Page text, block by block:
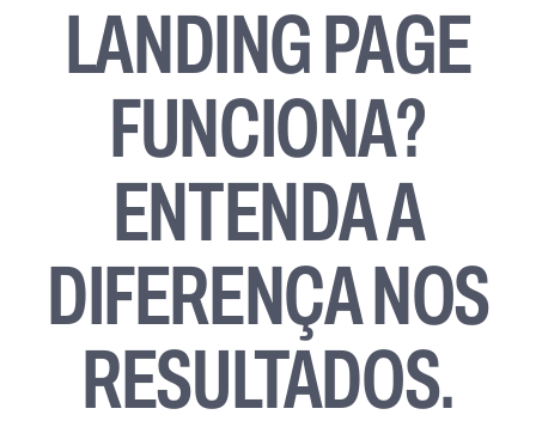
LANDING PAGE
FUNCIONA?
ENTENDA A
DIFERENÇA NOS
RESULTADOS.